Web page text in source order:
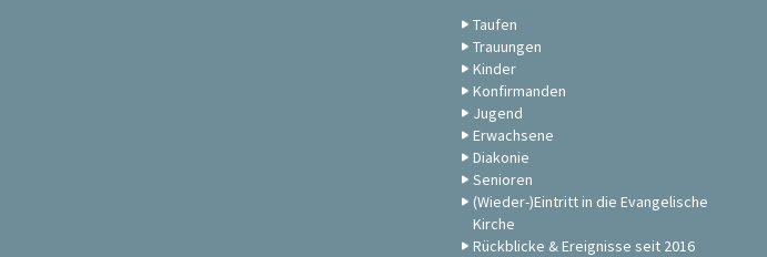
Taufen
Trauungen
Kinder
Konfirmanden
Jugend
Erwachsene
Diakonie
Senioren
(Wieder-)Eintritt in die Evangelische
Kirche
Rückblicke & Ereignisse seit 2016